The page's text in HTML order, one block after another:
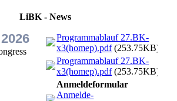
LiBK - News
Programmablauf 27.BK-
x3(homep).pdf(253.75KB)
Programmablauf 27.BK-
x3(homep).pdf(253.75KB)
Anmeldeformular
Anmelde-